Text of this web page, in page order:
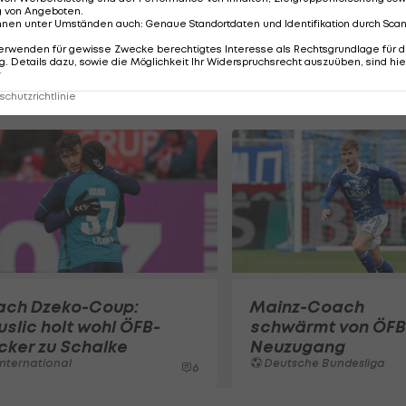
Dzeko-Coup:
holt wohl ÖFB-
zu Schalke
6
Mainz-Coach
schwärmt von
Neuzugang
Deutsche Bundesliga
von Angeboten.
unter Umständen auch: Genaue Standortdaten und Identifikation durch
für gewisse Zwecke berechtigtes Interesse als Rechtsgrundlage für
Details dazu, sowie die Möglichkeit Ihr Widerspruchsrecht auszuüben, sind